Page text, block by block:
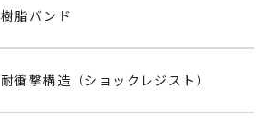
樹脂バンド
耐衝撃構造（ショックレジスト）